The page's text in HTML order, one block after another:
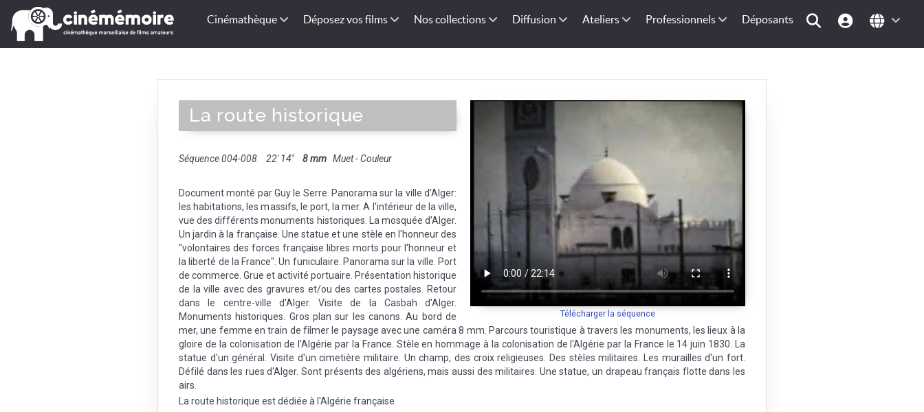
Cinémathèque Déposez vos films Nos collections Diffusion Ateliers Professionnels Déposants
Télécharger la séquence
La route historique
Séquence 004-008 22' 14'' 8 mm Muet - Couleur
Document monté par Guy le Serre. Panorama sur la ville d'Alger:
les habitations, les massifs, le port, la mer. A l'intérieur de la ville,
vue des différents monuments historiques. La mosquée d'Alger.
Un jardin à la française. Une statue et une stèle en l'honneur des
"volontaires des forces française libres morts pour l'honneur et
la liberté de la France". Un funiculaire. Panorama sur la ville. Port
de commerce. Grue et activité portuaire. Présentation historique
de la ville avec des gravures et/ou des cartes postales. Retour
dans le centre-ville d'Alger. Visite de la Casbah d'Alger.
Monuments historiques. Gros plan sur les canons. Au bord de
mer, une femme en train de filmer le paysage avec une caméra 8 mm. Parcours touristique à travers les monuments, les lieux à la
gloire de la colonisation de l'Algérie par la France. Stèle en hommage à la colonisation de l'Algérie par la France le 14 juin 1830. La
statue d'un général. Visite d'un cimetière militaire. Un champ, des croix religieuses. Des stèles militaires. Les murailles d'un fort.
Défilé dans les rues d'Alger. Sont présents des algériens, mais aussi des militaires. Une statue, un drapeau français flotte dans les
airs.
La route historique est dédiée à l'Algérie française